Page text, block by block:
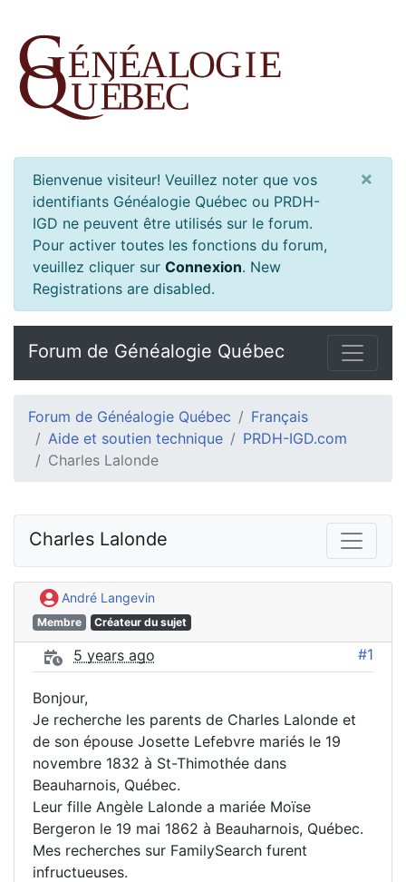
Bienvenue visiteur! Veuillez noter que vos
identifiants Généalogie Québec ou PRDH-
IGD ne peuvent être utilisés sur le forum.
Pour activer toutes les fonctions du forum,
veuillez cliquer sur Connexion. New
Registrations are disabled.
×
Forum de Généalogie Québec
Forum de Généalogie Québec
Français
Aide et soutien technique
PRDH-IGD.com
Charles Lalonde
Charles Lalonde
André Langevin
Membre Créateur du sujet
5 years ago #1
Bonjour,
Je recherche les parents de Charles Lalonde et
de son épouse Josette Lefebvre mariés le 19
novembre 1832 à St-Thimothée dans
Beauharnois, Québec.
Leur fille Angèle Lalonde a mariée Moïse
Bergeron le 19 mai 1862 à Beauharnois, Québec.
Mes recherches sur FamilySearch furent
infructueuses.